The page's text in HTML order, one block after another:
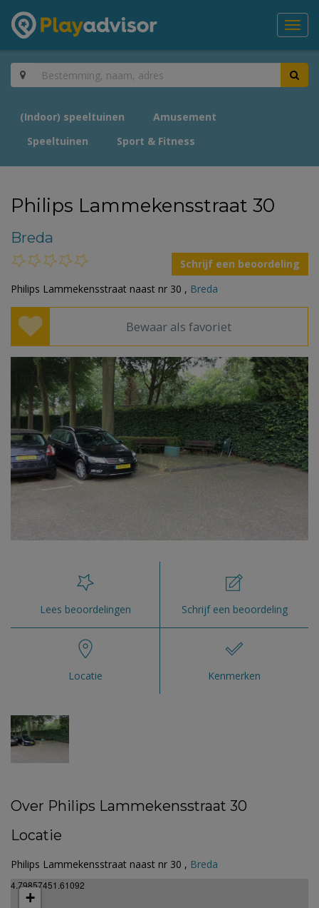
(Indoor) speeltuinen
Amusement
Speeltuinen
Sport & Fitness
Philips Lammekensstraat 30
Breda
Schrijf een beoordeling
Philips Lammekensstraat naast nr 30 , Breda
Bewaar als favoriet
Lees beoordelingen Schrijf een beoordeling
Locatie Kenmerken
Over Philips Lammekensstraat 30
Locatie
Philips Lammekensstraat naast nr 30 , Breda
4.79857451.61092
+